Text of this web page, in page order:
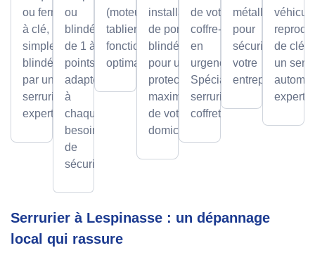
ou fermées
à clé,
simples ou
blindées
par un
serrurier
expert
ou
blindée
de 1 à 5
points,
adaptée
à
chaque
besoin
de
sécurité.
(moteur ou
tablier) pour un
fonctionnement
optimal.
installation
de portes
blindées
pour une
protection
maximale
de votre
domicile.
de votre
coffre-fort
en
urgence.
Spécialiste
serrurier
coffretier
métalliques
pour
sécuriser
votre
entreprise.
de clé
un
expert
Serrurier à Lespinasse : un dépannage
local qui rassure